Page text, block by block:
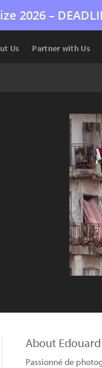
2026 –
Us Partner with Us
About Edouard
Passionné de